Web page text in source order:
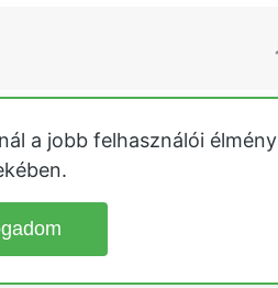
a jobb felhasználói élmény